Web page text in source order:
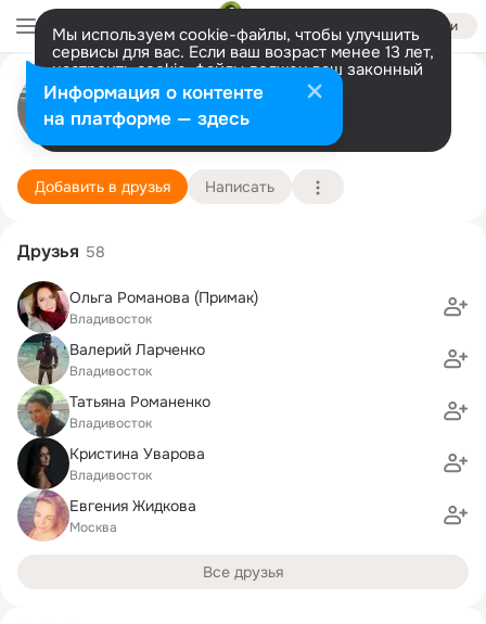
Войти
Мы используем cookie-файлы, чтобы улучшить
сервисы для вас. Если ваш возраст менее 13 лет,
настроить cookie-файлы должен ваш законный
представитель. Больше информации
Разрешить все Настроить
Ирина Дёмина (Кононова)
Владивосток
1 гимназия
Подробнее
Добавить в друзья Написать
Друзья 58
Ольга Романова (Примак)
Владивосток
Валерий Ларченко
Владивосток
Татьяна Романенко
Владивосток
Кристина Уварова
Владивосток
Евгения Жидкова
Москва
Все друзья
Информация о контенте
на платформе — здесь